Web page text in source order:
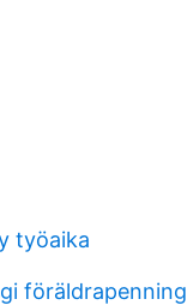
työaika
föräldrapenning